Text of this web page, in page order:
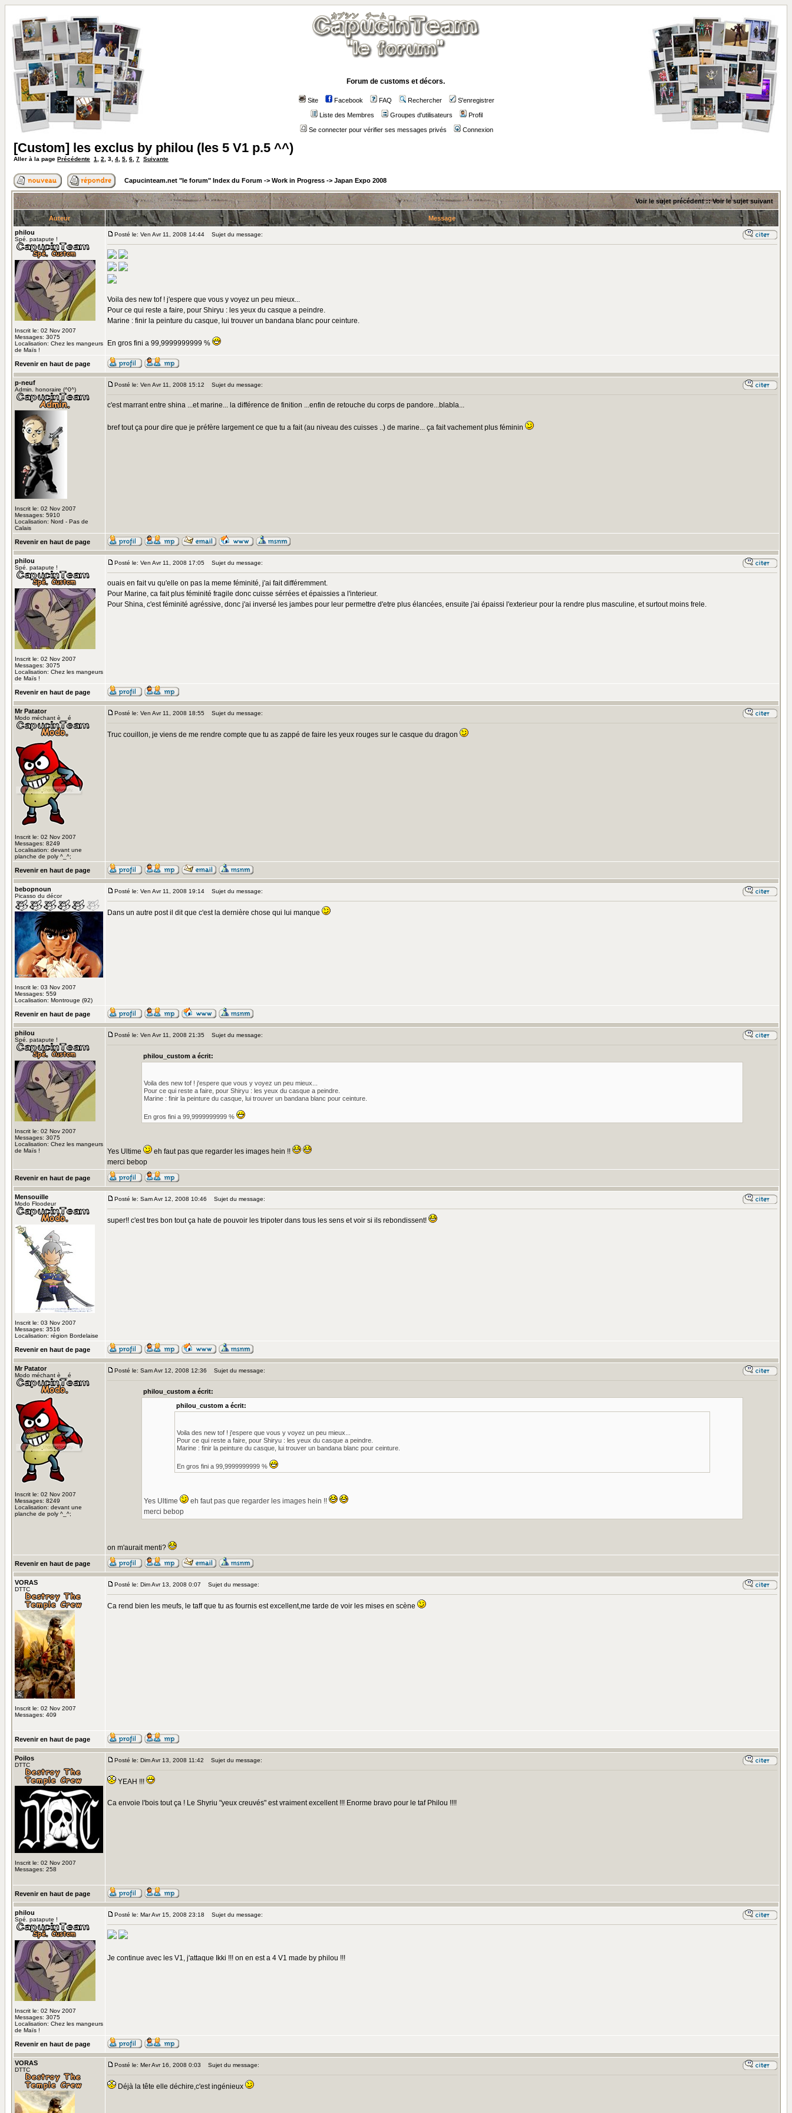
Forum de customs et décors.
Site Facebook FAQ Rechercher S'enregistrer
Liste des Membres Groupes d'utilisateurs Profil
Se connecter pour vérifier ses messages privés Connexion
[Custom] les exclus by philou (les 5 V1 p.5 ^^)
Aller à la page Précédente 1 2 3 4 5 6 7 Suivante
Capucinteam.net "le forum" Index du Forum -> Work in Progress -> Japan Expo 2008
Voir le sujet précédent::Voir le sujet suivant
Auteur
Message
philou
Spé. patapute !
Inscrit le: 02 Nov 2007
Messages: 3075
Localisation: Chez les mangeurs
de Maïs !
Posté le: Ven Avr 11, 2008 14:44 Sujet du message:
Voila des new tof ! j'espere que vous y voyez un peu mieux...
Pour ce qui reste a faire, pour Shiryu : les yeux du casque a peindre.
Marine : finir la peinture du casque, lui trouver un bandana blanc pour ceinture.
En gros fini a 99,9999999999 %
Revenir en haut de page
p-neuf
Admin. honoraire (^0^)
Inscrit le: 02 Nov 2007
Messages: 5910
Localisation: Nord - Pas de
Calais
Posté le: Ven Avr 11, 2008 15:12 Sujet du message:
c'est marrant entre shina ...et marine... la différence de finition ...enfin de retouche du corps de pandore...blabla...
bref tout ça pour dire que je préfère largement ce que tu a fait (au niveau des cuisses ..) de marine... ça fait vachement plus féminin
Revenir en haut de page
philou
Spé. patapute !
Inscrit le: 02 Nov 2007
Messages: 3075
Localisation: Chez les mangeurs
de Maïs !
Posté le: Ven Avr 11, 2008 17:05 Sujet du message:
ouais en fait vu qu'elle on pas la meme féminité, j'ai fait différemment.
Pour Marine, ca fait plus féminité fragile donc cuisse sérrées et épaissies a l'interieur.
Pour Shina, c'est féminité agréssive, donc j'ai inversé les jambes pour leur permettre d'etre plus élancées, ensuite j'ai épaissi l'exterieur pour la rendre plus masculine, et surtout moins frele.
Revenir en haut de page
Mr Patator
Modo méchant è__é
Inscrit le: 02 Nov 2007
Messages: 8249
Localisation: devant une
planche de poly ^_^;
Posté le: Ven Avr 11, 2008 18:55 Sujet du message:
Truc couillon, je viens de me rendre compte que tu as zappé de faire les yeux rouges sur le casque du dragon
Revenir en haut de page
bebopnoun
Picasso du décor
Inscrit le: 03 Nov 2007
Messages: 559
Localisation: Montrouge (92)
Posté le: Ven Avr 11, 2008 19:14 Sujet du message:
Dans un autre post il dit que c'est la dernière chose qui lui manque
Revenir en haut de page
philou
Spé. patapute !
Inscrit le: 02 Nov 2007
Messages: 3075
Localisation: Chez les mangeurs
de Maïs !
Posté le: Ven Avr 11, 2008 21:35 Sujet du message:
philou_custom a écrit:
Voila des new tof ! j'espere que vous y voyez un peu mieux...
Pour ce qui reste a faire, pour Shiryu : les yeux du casque a peindre.
Marine : finir la peinture du casque, lui trouver un bandana blanc pour ceinture.
En gros fini a 99,9999999999 %
Yes Ultime
eh faut pas que regarder les images hein !!
merci bebop
Revenir en haut de page
Mensouille
Modo Floodeur
Inscrit le: 03 Nov 2007
Messages: 3516
Localisation: région Bordelaise
Posté le: Sam Avr 12, 2008 10:46 Sujet du message:
super!! c'est tres bon tout ça hate de pouvoir les tripoter dans tous les sens et voir si ils rebondissent!
Revenir en haut de page
Mr Patator
Modo méchant è__é
Inscrit le: 02 Nov 2007
Messages: 8249
Localisation: devant une
planche de poly ^_^;
Posté le: Sam Avr 12, 2008 12:36 Sujet du message:
philou_custom a écrit:
philou_custom a écrit:
Voila des new tof ! j'espere que vous y voyez un peu mieux...
Pour ce qui reste a faire, pour Shiryu : les yeux du casque a peindre.
Marine : finir la peinture du casque, lui trouver un bandana blanc pour ceinture.
En gros fini a 99,9999999999 %
Yes Ultime
eh faut pas que regarder les images hein !!
merci bebop
on m'aurait menti?
Revenir en haut de page
VORAS
DTTC
Inscrit le: 02 Nov 2007
Messages: 409
Posté le: Dim Avr 13, 2008 0:07 Sujet du message:
Ca rend bien les meufs, le taff que tu as fournis est excellent,me tarde de voir les mises en scène
Revenir en haut de page
Poilos
DTTC
Inscrit le: 02 Nov 2007
Messages: 258
Posté le: Dim Avr 13, 2008 11:42 Sujet du message:
YEAH !!!
Ca envoie l'bois tout ça ! Le Shyriu "yeux creuvés" est vraiment excellent !!! Enorme bravo pour le taf Philou !!!!
Revenir en haut de page
philou
Spé. patapute !
Inscrit le: 02 Nov 2007
Messages: 3075
Localisation: Chez les mangeurs
de Maïs !
Posté le: Mar Avr 15, 2008 23:18 Sujet du message:
Je continue avec les V1, j'attaque Ikki !!! on en est a 4 V1 made by philou !!!
Revenir en haut de page
VORAS
DTTC
Posté le: Mer Avr 16, 2008 0:03 Sujet du message:
Déjà la tête elle déchire,c'est ingénieux